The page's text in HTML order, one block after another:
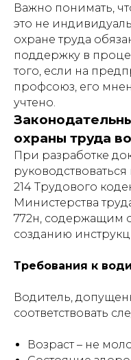
Важно понимать,
это не
охране труда
поддержку в
того, если на
профсоюз, его
учтено.
охраны труда
При разработке
руководствоваться
214 Трудового
Министерства
772н, содержащим
созданию
Требования к
Водитель,
соответствовать
Возраст – не